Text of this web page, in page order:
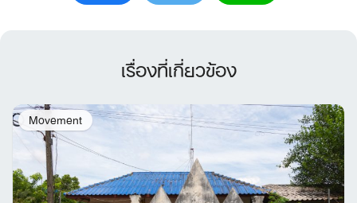
เรื่องที่เกี่ยวข้อง
Movement